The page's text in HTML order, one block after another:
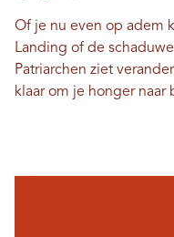
Of je nu even op adem
Landing of de
Patriarchen ziet
klaar om je honger